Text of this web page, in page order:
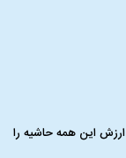
ارزش این همه حاشیه را